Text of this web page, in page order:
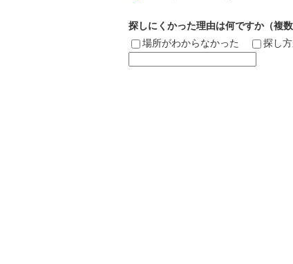
探しにくかった理由は何ですか（複数
場所がわからなかった
探し